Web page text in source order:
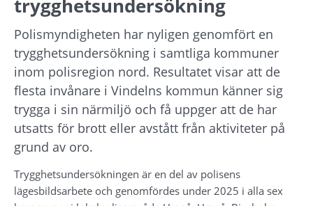
trygghetsundersökning
Polismyndigheten har nyligen genomfört en
trygghetsundersökning i samtliga kommuner
inom polisregion nord. Resultatet visar att de
flesta invånare i Vindelns kommun känner sig
trygga i sin närmiljö och få uppger att de har
utsatts för brott eller avstått från aktiviteter på
grund av oro.
Trygghetsundersökningen är en del av polisens
lägesbildsarbete och genomfördes under 2025 i alla sex